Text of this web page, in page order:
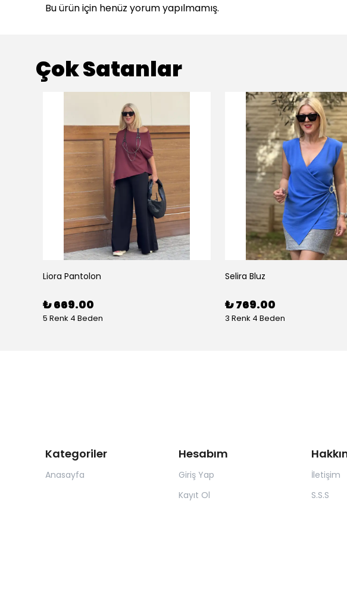
Bu ürün için henüz yorum yapılmamış.
Çok Satanlar
Liora Pantolon
₺ 669.00
5 Renk 4 Beden
Selira Bluz
₺ 769.00
3 Renk 4 Beden
Kategoriler
Anasayfa
Hesabım
Giriş Yap
Kayıt Ol
İletişim
S.S.S